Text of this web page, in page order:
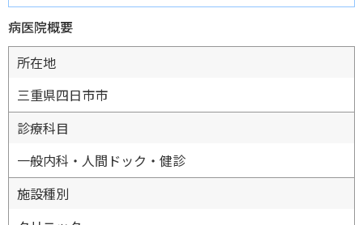
病医院概要
所在地
三重県四日市市
診療科目
一般内科・人間ドック・健診
施設種別